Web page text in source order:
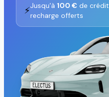
⚡Jusqu'à 100 € de crédit
recharge offerts